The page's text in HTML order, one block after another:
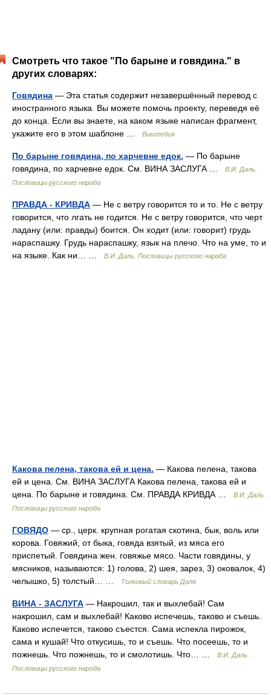
Смотреть что такое "По барыне и говядина." в
других словарях:
Говядина — Эта статья содержит незавершённый перевод с
иностранного языка. Вы можете помочь проекту, переведя её
до конца. Если вы знаете, на каком языке написан фрагмент,
укажите его в этом шаблоне …
Википедия
По барыне говядина, по харчевне едок. — По барыне
говядина, по харчевне едок. См. ВИНА ЗАСЛУГА …
В.И. Даль.
Пословицы русского народа
ПРАВДА - КРИВДА — Не с ветру говорится то и то. Не с ветру
говорится, что лгать не годится. Не с ветру говорится, что черт
ладану (или: правды) боится. Он ходит (или: говорит) грудь
нараспашку. Грудь нараспашку, язык на плечо. Что на уме, то и
на языке. Как ни… …
В.И. Даль. Пословицы русского народа
Какова пелена, такова ей и цена. — Какова пелена, такова
ей и цена. См. ВИНА ЗАСЛУГА Какова пелена, такова ей и
цена. По барыне и говядина. См. ПРАВДА КРИВДА …
В.И. Даль.
Пословицы русского народа
ГОВЯДО — ср., церк. крупная рогатая скотина, бык, воль или
корова. Говяжий, от быка, говяда взятый, из мяса его
приспетый. Говядина жен. говяжье мясо. Части говядины, у
мясников, называются: 1) голова, 2) шея, зарез, 3) оковалок, 4)
челышко, 5) толстый… …
Толковый словарь Даля
ВИНА - ЗАСЛУГА — Накрошил, так и выхлебай! Сам
накрошил, сам и выхлебай! Каково испечешь, таково и съешь.
Каково испечется, таково съестся. Сама испекла пирожок,
сама и кушай! Что откусишь, то и съешь. Что посеешь, то и
пожнешь. Что пожнешь, то и смолотишь. Что… …
В.И. Даль.
Пословицы русского народа